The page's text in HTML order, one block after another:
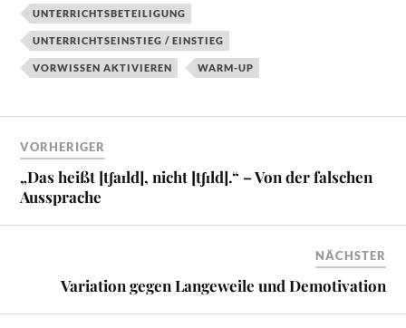
UNTERRICHTSBETEILIGUNG
UNTERRICHTSEINSTIEG / EINSTIEG
VORWISSEN AKTIVIEREN WARM-UP
VORHERIGER
„Das heißt [tʃaɪld], nicht [tʃɪld].“ – Von der falschen
Aussprache
NÄCHSTER
Variation gegen Langeweile und Demotivation